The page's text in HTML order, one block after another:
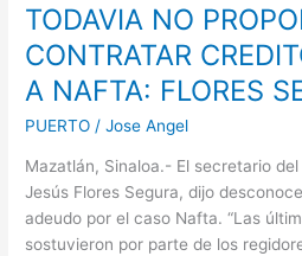
TODAVIA NO
CONTRATAR
A NAFTA: FLORES
PUERTO /Jose Angel
Mazatlán, Sinaloa.- El secretario
Jesús Flores Segura, dijo
adeudo por el caso Nafta. “Las
sostuvieron por parte de los
PROPONEN
CONTRATAR
CREDITO
PARA
PAGAR
NAFTA:
FLORES
SEGURA